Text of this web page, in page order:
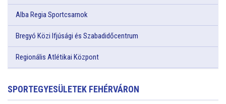
Alba Regia Sportcsarnok
Bregyó Közi Ifjúsági és Szabadidőcentrum
Regionális Atlétikai Központ
SPORTEGYESÜLETEK FEHÉRVÁRON